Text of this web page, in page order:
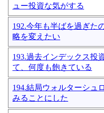
ュー投資な気がする
192.今年も半ばを過ぎた
略を変えたい
193.過去インデックス投
て、何度も飽きている
194.結局ウォルターシュ
みることにした